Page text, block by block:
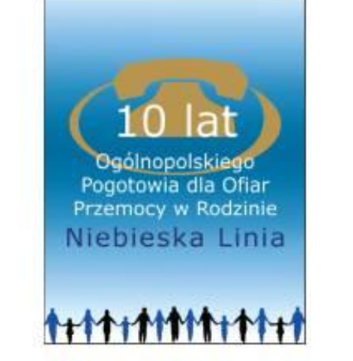
Sprawdź również:
Czarna Księga Ofiar Przemocy Domowej 2021
O Niebieskiej Linii
Szkolenia